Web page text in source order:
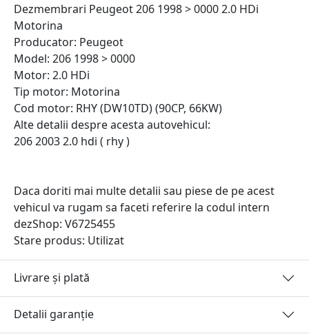
Dezmembrari Peugeot 206 1998 > 0000 2.0 HDi
Motorina
Producator: Peugeot
Model: 206 1998 > 0000
Motor: 2.0 HDi
Tip motor: Motorina
Cod motor: RHY (DW10TD) (90CP, 66KW)
Alte detalii despre acesta autovehicul:
206 2003 2.0 hdi ( rhy )
Daca doriti mai multe detalii sau piese de pe acest
vehicul va rugam sa faceti referire la codul intern
dezShop: V6725455
Stare produs: Utilizat
Livrare și plată
Detalii garanție